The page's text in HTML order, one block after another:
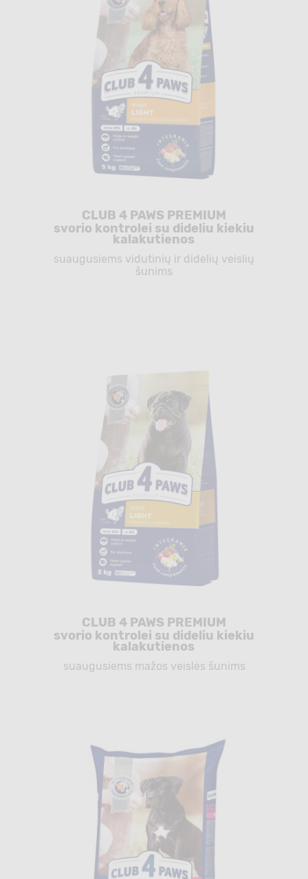
CLUB 4 PAWS PREMIUM
svorio kontrolei su dideliu kiekiu
kalakutienos
suaugusiems vidutinių ir didelių veislių
šunims
CLUB 4 PAWS PREMIUM
svorio kontrolei su dideliu kiekiu
kalakutienos
suaugusiems mažos veislės šunims